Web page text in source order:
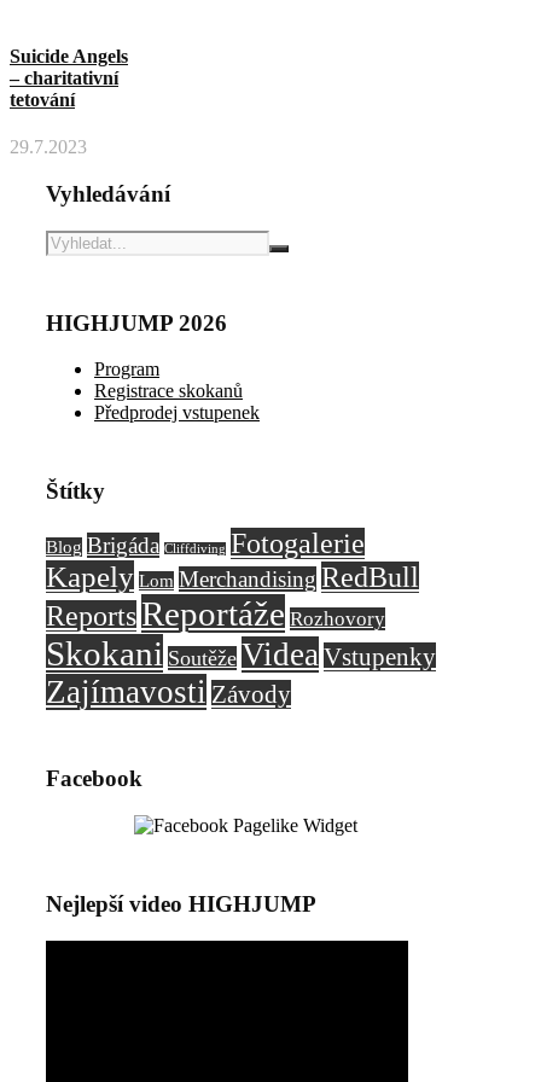
Suicide Angels
– charitativní
tetování
29.7.2023
Vyhledávání
HIGHJUMP 2026
Program
Registrace skokanů
Předprodej vstupenek
Štítky
Blog Brigáda Cliffdiving Fotogalerie
Kapely Lom Merchandising RedBull
ReportsReportáže Rozhovory
Skokani Soutěže VideaVstupenky
Zajímavosti Závody
Facebook
Nejlepší video HIGHJUMP